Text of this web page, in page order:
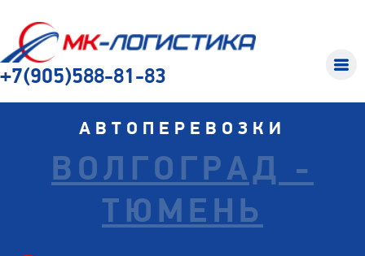
+7(905)588-81-83
АВТОПЕРЕВОЗКИ
ВОЛГОГРАД -
ТЮМЕНЬ